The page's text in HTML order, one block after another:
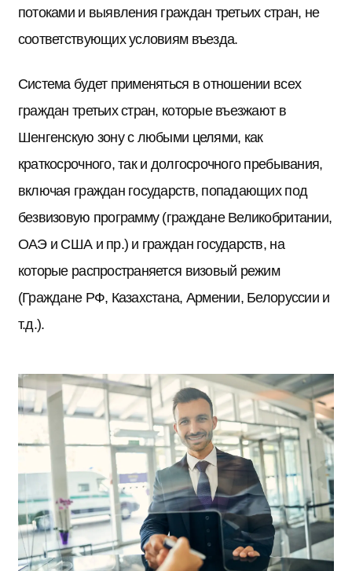
потоками и выявления граждан третьих стран, не
соответствующих условиям въезда.
Система будет применяться в отношении всех
граждан третьих стран, которые въезжают в
Шенгенскую зону с любыми целями, как
краткосрочного, так и долгосрочного пребывания,
включая граждан государств, попадающих под
безвизовую программу (граждане Великобритании,
ОАЭ и США и пр.) и граждан государств, на
которые распространяется визовый режим
(Граждане РФ, Казахстана, Армении, Белоруссии и
т.д.).